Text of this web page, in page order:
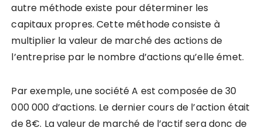
autre méthode existe pour déterminer les
capitaux propres. Cette méthode consiste à
multiplier la valeur de marché des actions de
l’entreprise par le nombre d’actions qu’elle émet.
Par exemple, une société A est composée de 30
000 000 d’actions. Le dernier cours de l’action était
de 8€. La valeur de marché de l’actif sera donc de